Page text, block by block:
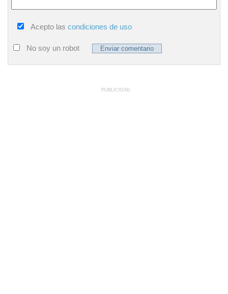
Acepto las condiciones de uso
No soy un robot
PUBLICIDAD